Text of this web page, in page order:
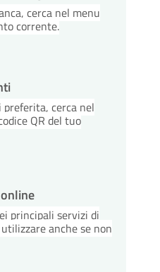
cerca nel menu
corrente.
cerca nel
QR del tuo
principali servizi di
anche se non